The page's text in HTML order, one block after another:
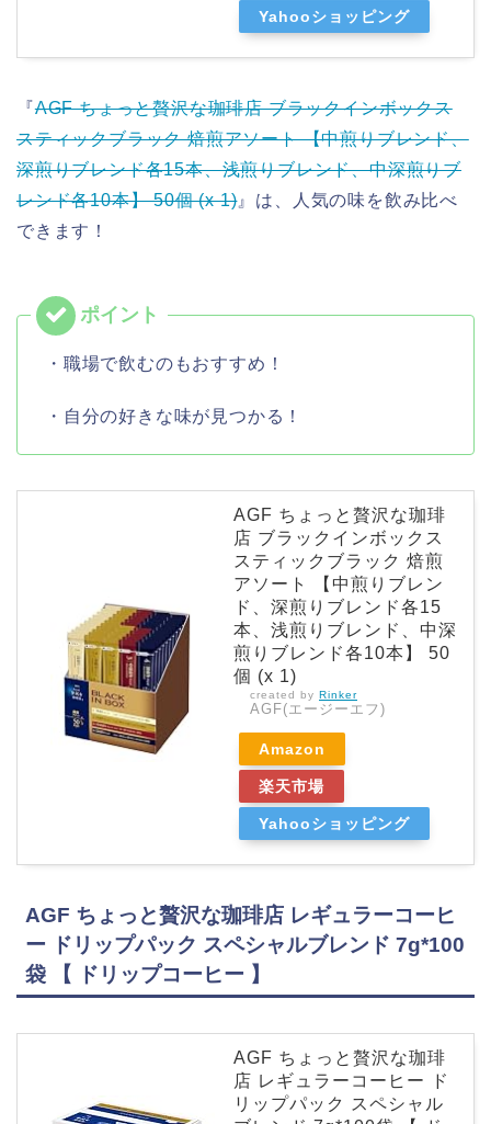
Yahooショッピング
『AGF ちょっと贅沢な珈琲店 ブラックインボックス
スティックブラック 焙煎アソート 【中煎りブレンド、
深煎りブレンド各15本、浅煎りブレンド、中深煎りブ
レンド各10本】 50個 (x 1)』は、人気の味を飲み比べ
できます！
・職場で飲むのもおすすめ！
・自分の好きな味が見つかる！
AGF ちょっと贅沢な珈琲
店 ブラックインボックス
スティックブラック 焙煎
アソート 【中煎りブレン
ド、深煎りブレンド各15
本、浅煎りブレンド、中深
煎りブレンド各10本】 50
個 (x 1)
created by Rinker
AGF(エージーエフ)
Amazon
楽天市場
Yahooショッピング
AGF ちょっと贅沢な珈琲店 レギュラーコーヒ
ー ドリップパック スペシャルブレンド 7g*100
袋 【 ドリップコーヒー 】
AGF ちょっと贅沢な珈琲
店 レギュラーコーヒー ド
リップパック スペシャル